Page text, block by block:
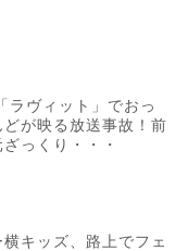
ラヴィット」でおっ
どが映る放送事故！前
っくり・・・
横キッズ、路上でフェ